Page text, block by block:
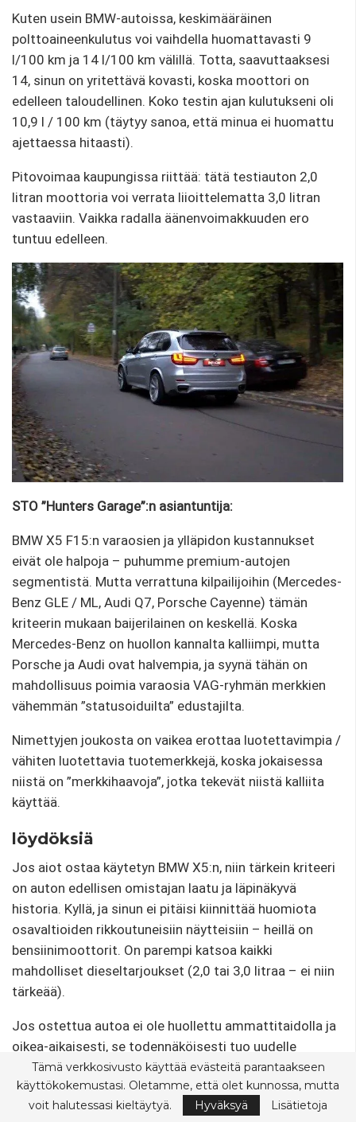
Kuten usein BMW-autoissa, keskimääräinen
polttoaineenkulutus voi vaihdella huomattavasti 9
l/100 km ja 14 l/100 km välillä. Totta, saavuttaaksesi
14, sinun on yritettävä kovasti, koska moottori on
edelleen taloudellinen. Koko testin ajan kulutukseni oli
10,9 l / 100 km (täytyy sanoa, että minua ei huomattu
ajettaessa hitaasti).
Pitovoimaa kaupungissa riittää: tätä testiauton 2,0
litran moottoria voi verrata liioittelematta 3,0 litran
vastaaviin. Vaikka radalla äänenvoimakkuuden ero
tuntuu edelleen.
STO ”Hunters Garage”:n asiantuntija:
BMW X5 F15:n varaosien ja ylläpidon kustannukset
eivät ole halpoja – puhumme premium-autojen
segmentistä. Mutta verrattuna kilpailijoihin (Mercedes-
Benz GLE / ML, Audi Q7, Porsche Cayenne) tämän
kriteerin mukaan baijerilainen on keskellä. Koska
Mercedes-Benz on huollon kannalta kalliimpi, mutta
Porsche ja Audi ovat halvempia, ja syynä tähän on
mahdollisuus poimia varaosia VAG-ryhmän merkkien
vähemmän ”statusoiduilta” edustajilta.
Nimettyjen joukosta on vaikea erottaa luotettavimpia /
vähiten luotettavia tuotemerkkejä, koska jokaisessa
niistä on ”merkkihaavoja”, jotka tekevät niistä kalliita
käyttää.
löydöksiä
Jos aiot ostaa käytetyn BMW X5:n, niin tärkein kriteeri
on auton edellisen omistajan laatu ja läpinäkyvä
historia. Kyllä, ja sinun ei pitäisi kiinnittää huomiota
osavaltioiden rikkoutuneisiin näytteisiin – heillä on
bensiinimoottorit. On parempi katsoa kaikki
mahdolliset dieseltarjoukset (2,0 tai 3,0 litraa – ei niin
tärkeää).
Jos ostettua autoa ei ole huollettu ammattitaidolla ja
oikea-aikaisesti, se todennäköisesti tuo uudelle
omistajalleen jätettä, johon hänellä ei ole varaa. Sinun
on maksettava palkkiosta, ”tapetusta” palkkiosta –
kaksinkertaisesti.
Tämä verkkosivusto käyttää evästeitä parantaakseen
käyttökokemustasi. Oletamme, että olet kunnossa, mutta
voit halutessasi kieltäytyä.
Hyväksyä Lisätietoja